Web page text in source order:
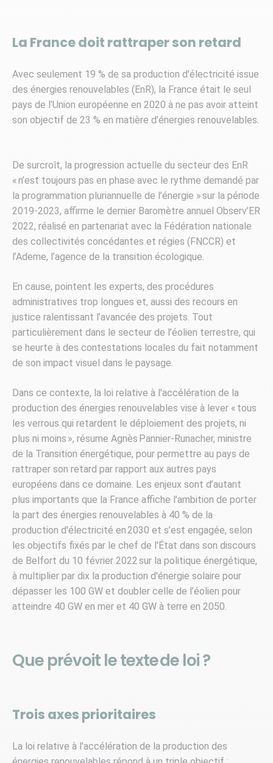
La France doit rattraper son retard
Avec seulement 19 % de sa production d'électricité issue
des énergies renouvelables (EnR), la France était le seul
pays de l’Union européenne en 2020 à ne pas avoir atteint
son objectif de 23 % en matière d’énergies renouvelables.
De surcroît, la progression actuelle du secteur des EnR
« n’est toujours pas en phase avec le rythme demandé par
la programmation pluriannuelle de l’énergie » sur la période
2019-2023, affirme le dernier Baromètre annuel Observ’ER
2022, réalisé en partenariat avec la Fédération nationale
des collectivités concédantes et régies (FNCCR) et
l’Ademe, l’agence de la transition écologique.
En cause, pointent les experts, des procédures
administratives trop longues et, aussi des recours en
justice ralentissant l’avancée des projets. Tout
particulièrement dans le secteur de l’éolien terrestre, qui
se heurte à des contestations locales du fait notamment
de son impact visuel dans le paysage.
Dans ce contexte, la loi relative à l'accélération de la
production des énergies renouvelables vise à lever « tous
les verrous qui retardent le déploiement des projets, ni
plus ni moins », résume Agnès Pannier-Runacher, ministre
de la Transition énergétique, pour permettre au pays de
rattraper son retard par rapport aux autres pays
européens dans ce domaine. Les enjeux sont d’autant
plus importants que la France affiche l’ambition de porter
la part des énergies renouvelables à 40 % de la
production d'électricité en 2030 et s’est engagée, selon
les objectifs fixés par le chef de l'État dans son discours
de Belfort du 10 février 2022 sur la politique énergétique,
à multiplier par dix la production d'énergie solaire pour
dépasser les 100 GW et doubler celle de l’éolien pour
atteindre 40 GW en mer et 40 GW à terre en 2050.
Que prévoit le texte de loi ?
Trois axes prioritaires
La loi relative à l'accélération de la production des